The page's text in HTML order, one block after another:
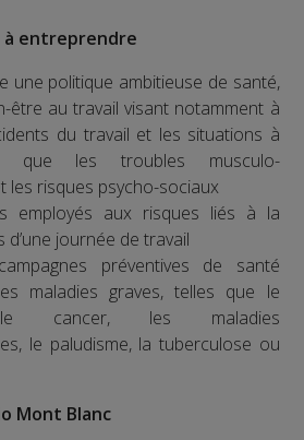
à entreprendre
une politique ambitieuse de santé,
être au travail visant notamment à
du travail et les situations à
que les troubles musculo-
les risques psycho-sociaux
employés aux risques liés à la
journée de travail
préventives de santé
maladies graves, telles que le
le cancer, les maladies
le paludisme, la tuberculose ou
Mont Blanc